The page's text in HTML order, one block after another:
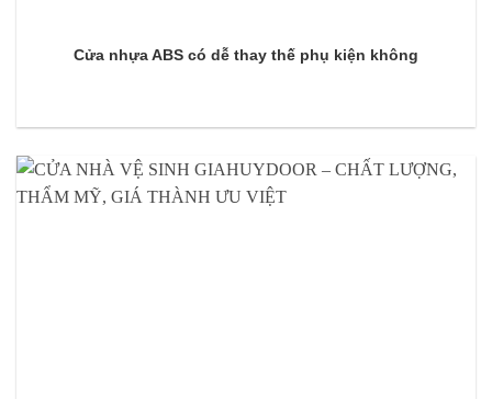
Cửa nhựa ABS có dễ thay thế phụ kiện không